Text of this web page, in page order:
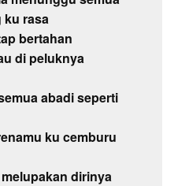
ku rasa
bertahan
di peluknya
abadi seperti
ku cemburu
dirinya